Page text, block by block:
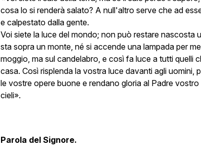
cosa lo si renderà salato? A null'altro serve che ad
e calpestato dalla gente.
Voi siete la luce del mondo; non può restare nascosta
sta sopra un monte, né si accende una lampada per
moggio, ma sul candelabro, e così fa luce a tutti quelli
casa. Così risplenda la vostra luce davanti agli uomini,
le vostre opere buone e rendano gloria al Padre vostro
cieli».
Parola del Signore.